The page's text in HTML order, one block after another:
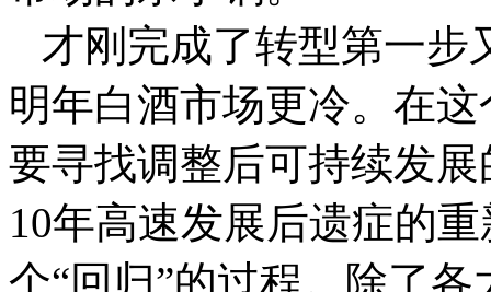
才刚完成了转型第一步
明年白酒市场更冷。在
要寻找调整后可持续发
10年高速发展后遗症的
个“回归”的过程。除了